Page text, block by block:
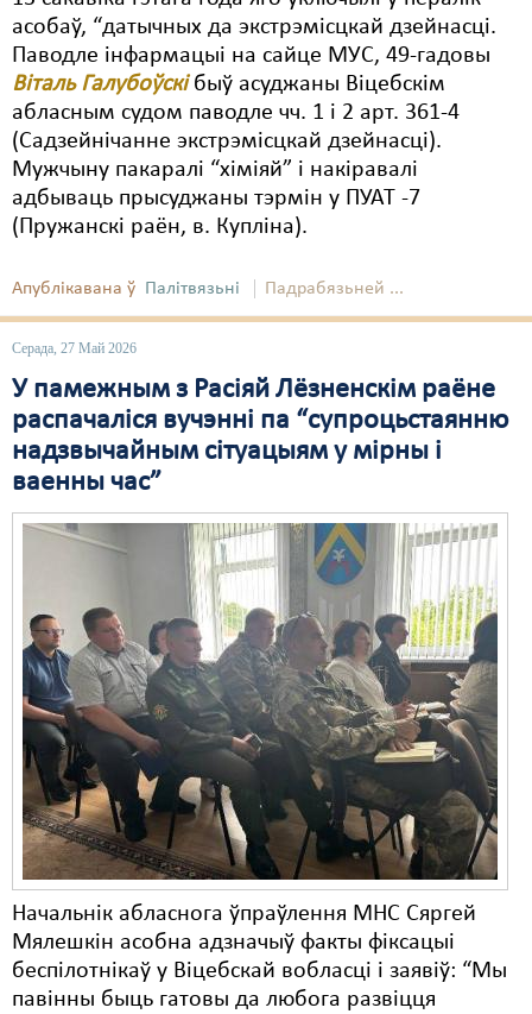
асобаў, “датычных да экстрэмісцкай дзейнасці.
Паводле інфармацыі на сайце МУС, 49-гадовы
Віталь Галубоўскі быў асуджаны Віцебскім
абласным судом паводле чч. 1 і 2 арт. 361-4
(Садзейнічанне экстрэмісцкай дзейнасці).
Мужчыну пакаралі “хіміяй” і накіравалі
адбываць прысуджаны тэрмін у ПУАТ -7
(Пружанскі раён, в. Купліна).
Апублікавана ў Палітвязьні Падрабязьней ...
Серада, 27 Май 2026
У памежным з Расіяй Лёзненскім раёне
распачаліся вучэнні па “супроцьстаянню
надзвычайным сітуацыям у мірны і
ваенны час”
Начальнік абласнога ўпраўлення МНС Сяргей
Мялешкін асобна адзначыў факты фіксацыі
беспілотнікаў у Віцебскай вобласці і заявіў: “Мы
павінны быць гатовы да любога развіцця